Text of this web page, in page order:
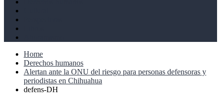
Home
Derechos humanos
Alertan ante la ONU del riesgo para personas defensoras y
periodistas en Chihuahua
defens-DH